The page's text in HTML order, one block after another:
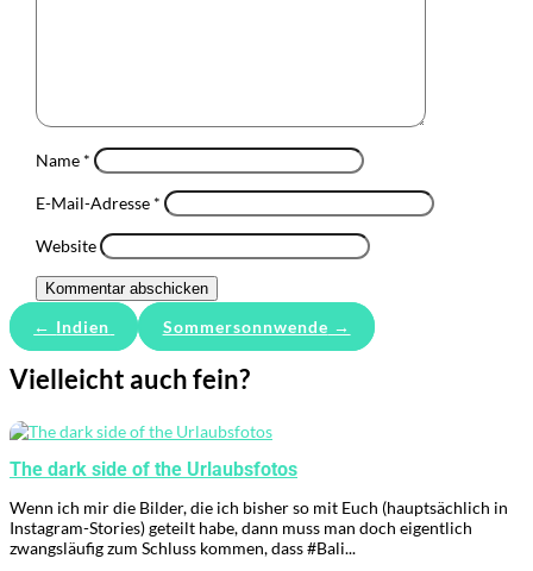
Name *
E-Mail-Adresse *
Website
Kommentar abschicken
← Indien Sommersonnwende →
Vielleicht auch fein?
The dark side of the Urlaubsfotos
Wenn ich mir die Bilder, die ich bisher so mit Euch (hauptsächlich in
Instagram-Stories) geteilt habe, dann muss man doch eigentlich
zwangsläufig zum Schluss kommen, dass #Bali...